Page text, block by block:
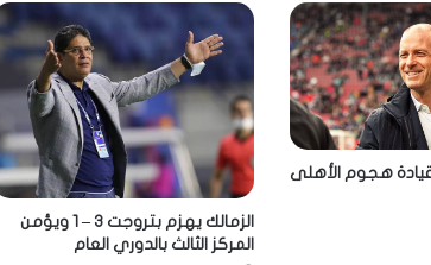
هجوم الأهلى
الزمالك يهزم بتروجت 3 – 1 ويؤمن
المركز الثالث بالدوري العام